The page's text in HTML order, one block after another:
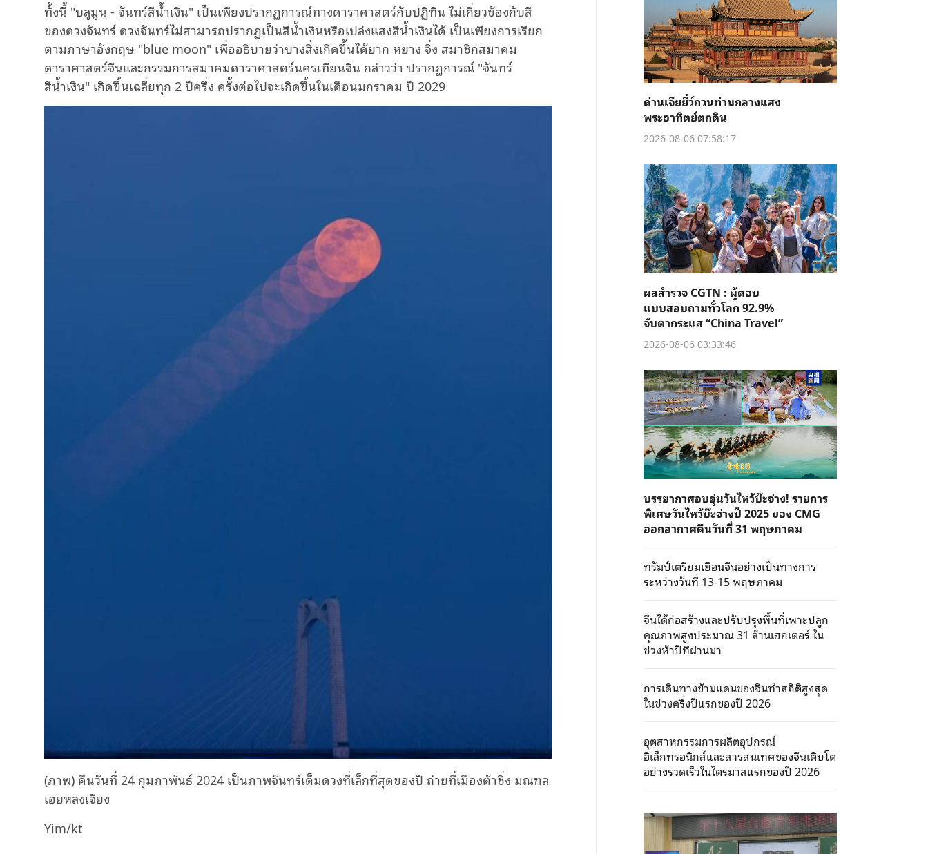
ทั้งนี้ "บลูมูน - จันทร์สีน้ำเงิน" เป็นเพียงปรากฏการณ์ทางดาราศาสตร์กับปฏิทิน ไม่เกี่ยวข้องกับสี
ของดวงจันทร์ ดวงจันทร์ไม่สามารถปรากฏเป็นสีน้ำเงินหรือเปล่งแสงสีน้ำเงินได้ เป็นเพียงการเรียก
ตามภาษาอังกฤษ "blue moon" เพื่ออธิบายว่าบางสิ่งเกิดขึ้นได้ยาก หยาง จิ่ง สมาชิกสมาคม
ดาราศาสตร์จีนและกรรมการสมาคมดาราศาสตร์นครเทียนจิน กล่าวว่า ปรากฏการณ์ "จันทร์
สีน้ำเงิน" เกิดขึ้นเฉลี่ยทุก 2 ปีครึ่ง ครั้งต่อไปจะเกิดขึ้นในเดือนมกราคม ปี 2029
(ภาพ) คืนวันที่ 24 กุมภาพันธ์ 2024 เป็นภาพจันทร์เต็มดวงที่เล็กที่สุดของปี ถ่ายที่เมืองต้าชิ่ง มณฑล
เฮยหลงเจียง
Yim/kt
ด่านเจียยี่ว์กวนท่ามกลางแสง
พระอาทิตย์ตกดิน
2026-08-06 07:58:17
ผลสำรวจ CGTN : ผู้ตอบ
แบบสอบถามทั่วโลก 92.9%
จับตากระแส “China Travel”
2026-08-06 03:33:46
บรรยากาศอบอุ่นวันไหว้บ๊ะจ่าง! รายการ
พิเศษวันไหว้บ๊ะจ่างปี 2025 ของ CMG
ออกอากาศคืนวันที่ 31 พฤษภาคม
ทรัมป์เตรียมเยือนจีนอย่างเป็นทางการ
ระหว่างวันที่ 13-15 พฤษภาคม
จีนได้ก่อสร้างและปรับปรุงพื้นที่เพาะปลูก
คุณภาพสูงประมาณ 31 ล้านเฮกเตอร์ ใน
ช่วงห้าปีที่ผ่านมา
การเดินทางข้ามแดนของจีนทำสถิติสูงสุด
ในช่วงครึ่งปีแรกของปี 2026
อุตสาหกรรมการผลิตอุปกรณ์
อิเล็กทรอนิกส์และสารสนเทศของจีนเติบโต
อย่างรวดเร็วในไตรมาสแรกของปี 2026